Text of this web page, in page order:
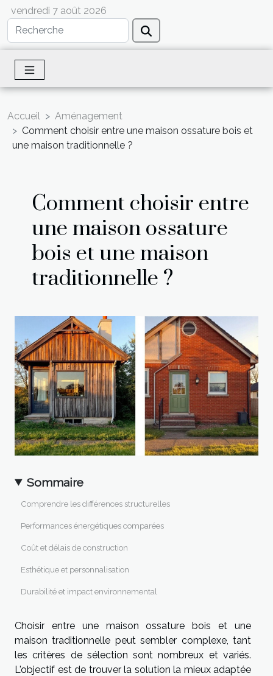
vendredi 7 août 2026
Accueil
Aménagement
Comment choisir entre une maison ossature bois et
une maison traditionnelle ?
Comment choisir entre
une maison ossature
bois et une maison
traditionnelle ?
Sommaire
Comprendre les différences structurelles
Performances énergétiques comparées
Coût et délais de construction
Esthétique et personnalisation
Durabilité et impact environnemental
Choisir entre une maison ossature bois et une
maison traditionnelle peut sembler complexe, tant
les critères de sélection sont nombreux et variés.
L'objectif est de trouver la solution la mieux adaptée